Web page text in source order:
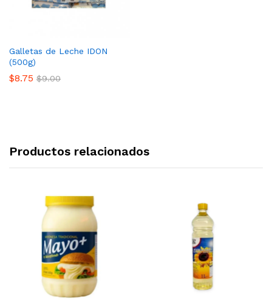
Galletas de Leche IDON
(500g)
$8.75 $9.00
Productos relacionados